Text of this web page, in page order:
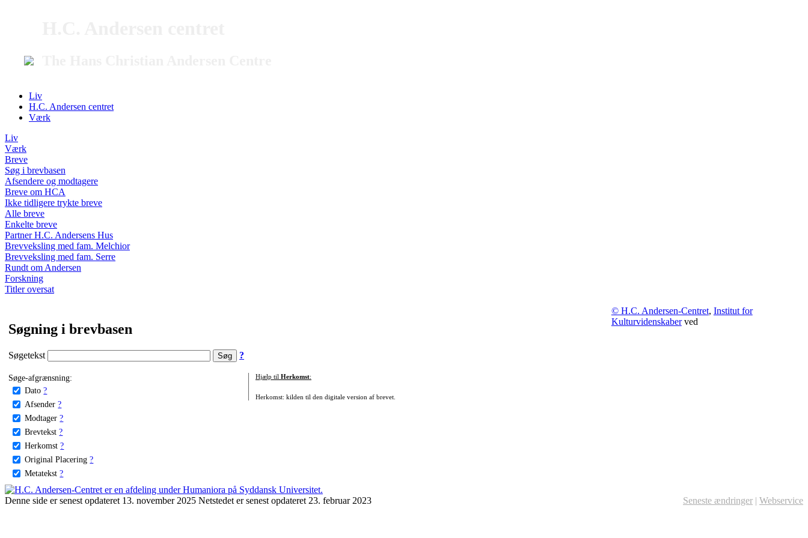
Liv
H.C. Andersen centret
Værk
Liv
Værk
Breve
Søg i brevbasen
Afsendere og modtagere
Breve om HCA
Ikke tidligere trykte breve
Alle breve
Enkelte breve
Partner H.C. Andersens Hus
Brevveksling med fam. Melchior
Brevveksling med fam. Serre
Rundt om Andersen
Forskning
Titler oversat
Søgning i brevbasen
Søgetekst ?
Søge-afgrænsning:
Dato ?
Afsender ?
Modtager ?
Brevtekst ?
Herkomst ?
Original Placering ?
Metatekst ?
Hjælp til Herkomst:
Herkomst: kilden til den digitale version af brevet.
© H.C. Andersen-Centret, Institut for
Kulturvidenskaberved
Denne side er senest opdateret 13. november 2025 Netstedet er senest opdateret 23. februar 2023 Seneste ændringer | Webservice